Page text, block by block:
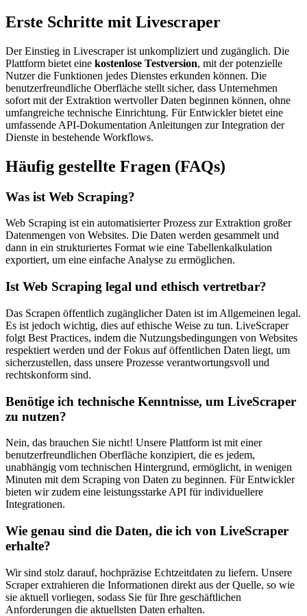
Erste Schritte mit Livescraper
Der Einstieg in Livescraper ist unkompliziert und zugänglich. Die
Plattform bietet eine kostenlose Testversion, mit der potenzielle
Nutzer die Funktionen jedes Dienstes erkunden können. Die
benutzerfreundliche Oberfläche stellt sicher, dass Unternehmen
sofort mit der Extraktion wertvoller Daten beginnen können, ohne
umfangreiche technische Einrichtung. Für Entwickler bietet eine
umfassende API-Dokumentation Anleitungen zur Integration der
Dienste in bestehende Workflows.
Häufig gestellte Fragen (FAQs)
Was ist Web Scraping?
Web Scraping ist ein automatisierter Prozess zur Extraktion großer
Datenmengen von Websites. Die Daten werden gesammelt und
dann in ein strukturiertes Format wie eine Tabellenkalkulation
exportiert, um eine einfache Analyse zu ermöglichen.
Ist Web Scraping legal und ethisch vertretbar?
Das Scrapen öffentlich zugänglicher Daten ist im Allgemeinen legal.
Es ist jedoch wichtig, dies auf ethische Weise zu tun. LiveScraper
folgt Best Practices, indem die Nutzungsbedingungen von Websites
respektiert werden und der Fokus auf öffentlichen Daten liegt, um
sicherzustellen, dass unsere Prozesse verantwortungsvoll und
rechtskonform sind.
Benötige ich technische Kenntnisse, um LiveScraper
zu nutzen?
Nein, das brauchen Sie nicht! Unsere Plattform ist mit einer
benutzerfreundlichen Oberfläche konzipiert, die es jedem,
unabhängig vom technischen Hintergrund, ermöglicht, in wenigen
Minuten mit dem Scraping von Daten zu beginnen. Für Entwickler
bieten wir zudem eine leistungsstarke API für individuellere
Integrationen.
Wie genau sind die Daten, die ich von LiveScraper
erhalte?
Wir sind stolz darauf, hochpräzise Echtzeitdaten zu liefern. Unsere
Scraper extrahieren die Informationen direkt aus der Quelle, so wie
sie aktuell vorliegen, sodass Sie für Ihre geschäftlichen
Anforderungen die aktuellsten Daten erhalten.